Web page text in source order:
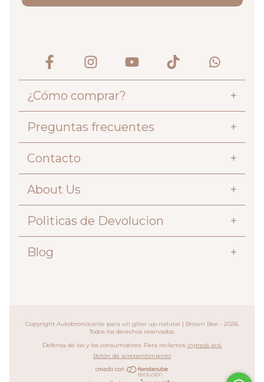
¿Cómo comprar? +
Preguntas frecuentes +
Contacto +
About Us +
Politicas de Devolucion +
Blog +
Copyright Autobronceante para un glow up natural | Brown Bee - 2026.
Todos los derechos reservados.
Defensa de las y los consumidores. Para reclamos ingresá acá.
Botón de arrepentimiento